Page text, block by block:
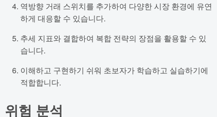
역방향 거래 스위치를 추가하여 다양한 시장 환경에 유연
하게 대응할 수 있습니다.
추세 지표와 결합하여 복합 전략의 장점을 활용할 수 있
습니다.
이해하고 구현하기 쉬워 초보자가 학습하고 실습하기에
적합합니다.
위험 분석